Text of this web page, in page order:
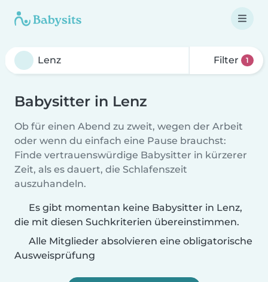
Filter 1
Babysitter in Lenz
Ob für einen Abend zu zweit, wegen der Arbeit
oder wenn du einfach eine Pause brauchst:
Finde vertrauenswürdige Babysitter in kürzerer
Zeit, als es dauert, die Schlafenszeit
auszuhandeln.
Es gibt momentan keine Babysitter in Lenz,
die mit diesen Suchkriterien übereinstimmen.
Alle Mitglieder absolvieren eine obligatorische
Ausweisprüfung